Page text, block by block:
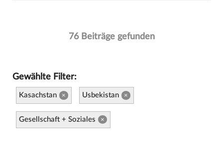
76 Beiträge gefunden
Gewählte Filter:
Kasachstan × Usbekistan ×
Gesellschaft + Soziales ×